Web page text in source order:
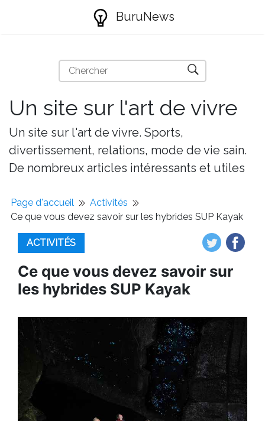
BuruNews
Un site sur l'art de vivre
Un site sur l'art de vivre. Sports,
divertissement, relations, mode de vie sain.
De nombreux articles intéressants et utiles
Page d'accueil
Activités
Ce que vous devez savoir sur les hybrides SUP Kayak
ACTIVITÉS
Ce que vous devez savoir sur
les hybrides SUP Kayak